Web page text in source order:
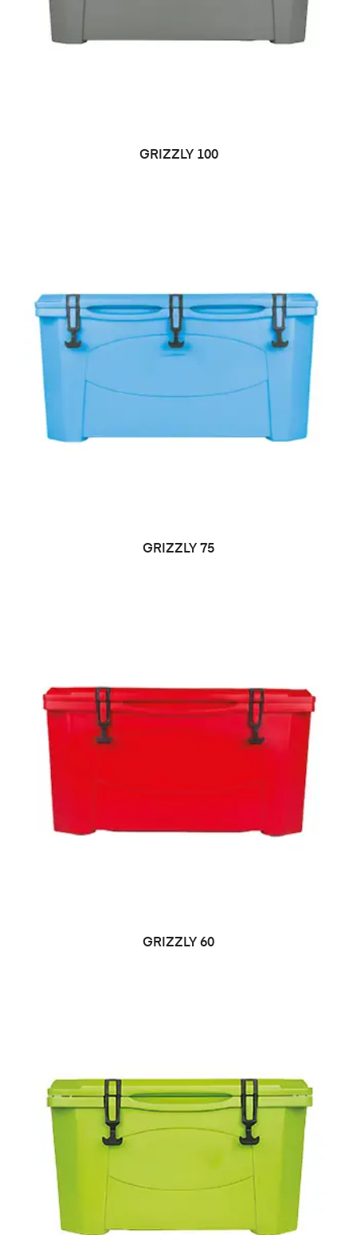
LEER MÁS
GRIZZLY 100
LEER MÁS
GRIZZLY 75
LEER MÁS
GRIZZLY 60